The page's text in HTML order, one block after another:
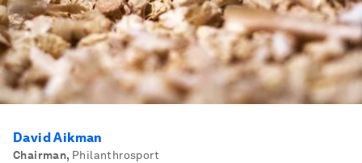
David Aikman
Chairman, Philanthrosport